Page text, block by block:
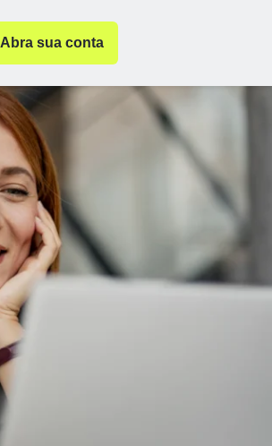
Abra sua conta